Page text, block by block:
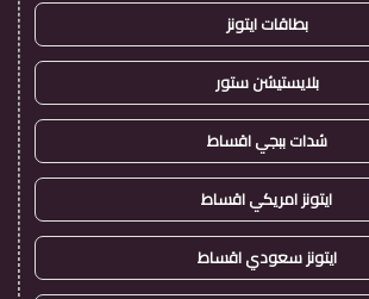
بطاقات ايتونز
بلايستيشن ستور
شدات ببجي اقساط
ايتونز امريكي اقساط
ايتونز سعودي اقساط